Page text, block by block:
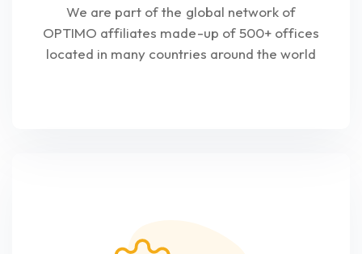
We are part of the global network of
OPTIMO affiliates made-up of 500+ offices
located in many countries around the world